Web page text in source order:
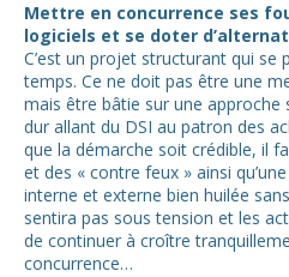
Mettre en concurrence ses
logiciels et se doter
C’est un projet structurant qui se
temps. Ce ne doit pas être une
mais être bâtie sur une approche
dur allant du DSI au patron des
que la démarche soit crédible, il
et des « contre feux » ainsi
interne et externe bien huilée
sentira pas sous tension et les
de continuer à croître
concurrence…